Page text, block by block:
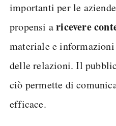
importanti per le
propensi aricevere
materiale e
delle relazioni. Il
ciò permette di
efficace.